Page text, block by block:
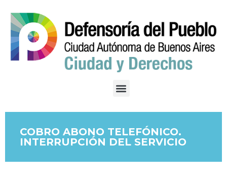
COBRO ABONO TELEFÓNICO.
INTERRUPCIÓN DEL SERVICIO